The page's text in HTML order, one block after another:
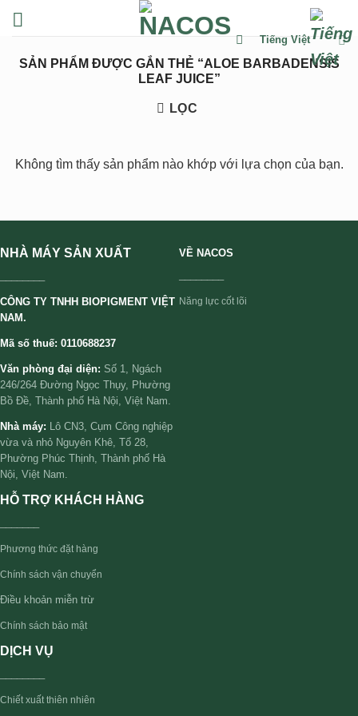
đến
dung
Tiếng Việt
SẢN PHẨM ĐƯỢC GẮN THẺ “ALOE BARBADENSIS
LEAF JUICE”
LỌC
Không tìm thấy sản phẩm nào khớp với lựa chọn của bạn.
NHÀ MÁY SẢN XUẤT
CÔNG TY TNHH BIOPIGMENT VIỆT
NAM.
Mã số thuế: 0110688237
Văn phòng đại diện: Số 1, Ngách
246/264 Đường Ngọc Thụy, Phường
Bồ Đề, Thành phố Hà Nội, Việt Nam.
Nhà máy: Lô CN3, Cụm Công nghiệp
vừa và nhỏ Nguyên Khê, Tổ 28,
Phường Phúc Thịnh, Thành phố Hà
Nội, Việt Nam.
VỀ NACOS
Năng lực cốt lõi
HỖ TRỢ KHÁCH HÀNG
Phương thức đặt hàng
Chính sách vận chuyển
Điều khoản miễn trừ
Chính sách bảo mật
DỊCH VỤ
Chiết xuất thiên nhiên